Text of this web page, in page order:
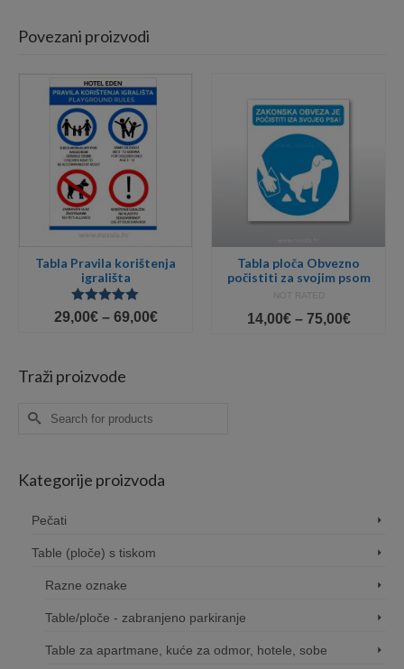
Povezani proizvodi
Tabla Pravila korištenja
igrališta
Ocjenjeno
5.00
od 5
29,00€ – 69,00€Price
Tabla ploča Obvezno
počistiti za svojim psom
NOT RATED
14,00€ – 75,00€Price
Traži proizvode
Search
Kategorije proizvoda
Pečati
Table (ploče) s tiskom
Razne oznake
Table/ploče - zabranjeno parkiranje
Table za apartmane, kuće za odmor, hotele, sobe